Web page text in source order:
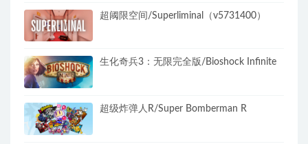
超阈限空间/Superliminal（v5731400）
生化奇兵3：无限完全版/Bioshock Infinite
超级炸弹人R/Super Bomberman R